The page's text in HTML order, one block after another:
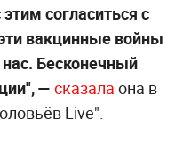
согласиться с
вакцинные войны
нас. Бесконечный
— сказала она в
Live".